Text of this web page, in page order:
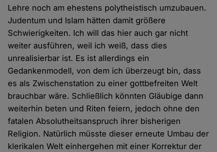
Lehre noch am ehestens polytheistisch umzubauen.
Judentum und Islam hätten damit größere
Schwierigkeiten. Ich will das hier auch gar nicht
weiter ausführen, weil ich weiß, dass dies
unrealisierbar ist. Es ist allerdings ein
Gedankenmodell, von dem ich überzeugt bin, dass
es als Zwischenstation zu einer gottbefreiten Welt
brauchbar wäre. Schließlich könnten Gläubige dann
weiterhin beten und Riten feiern, jedoch ohne den
fatalen Absolutheitsanspruch ihrer bisherigen
Religion. Natürlich müsste dieser erneute Umbau der
klerikalen Welt einhergehen mit einer Korrektur der